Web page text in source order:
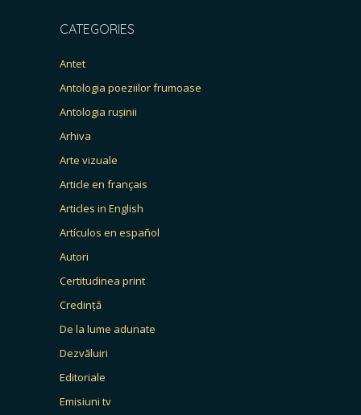
CATEGORIES
Antet
Antologia poeziilor frumoase
Antologia rușinii
Arhiva
Arte vizuale
Article en français
Articles in English
Artículos en español
Autori
Certitudinea print
Credință
De la lume adunate
Dezvăluiri
Editoriale
Emisiuni tv